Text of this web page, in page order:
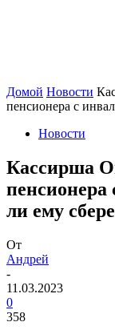
Домой Новости
пенсионера с
Новости
Кассирша
пенсионера
ли ему
От
Андрей
-
11.03.2023
0
358